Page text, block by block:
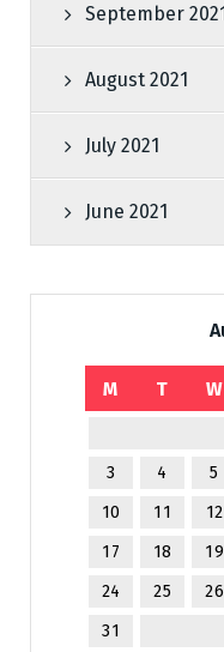
September
August 2021
July 2021
June 2021
M T W
3
4 5
10
11 12
17
18 19
24
25 26
31